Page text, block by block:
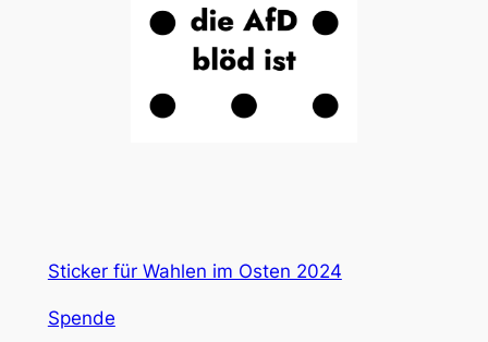
Sticker für Wahlen im Osten 2024
Spende